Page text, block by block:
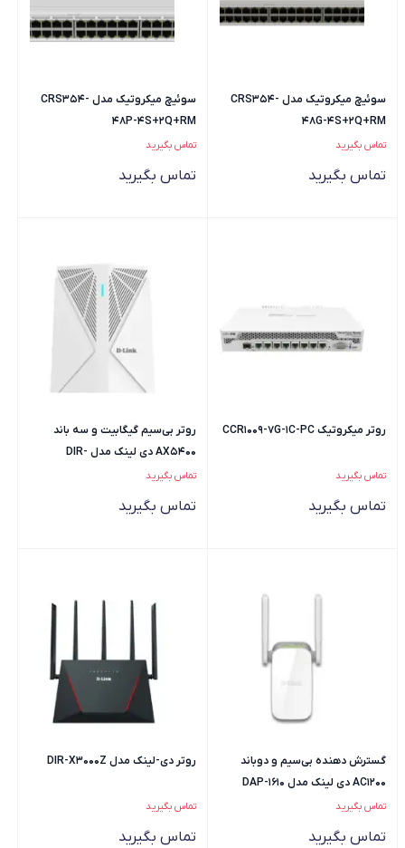
سوئیچ میکروتیک مدل CRS354-
48G-4S+2Q+RM
تماس بگیرید
تماس بگیرید
سوئیچ میکروتیک مدل CRS354-
48P-4S+2Q+RM
تماس بگیرید
تماس بگیرید
روتر میکروتیک CCR1009-7G-1C-PC
تماس بگیرید
تماس بگیرید
روتر بی‌سیم گیگابیت و سه باند
AX5400 دی لینک مدل DIR-
XE5480
تماس بگیرید
تماس بگیرید
گسترش دهنده بی‌سیم و دوباند
AC1200 دی لینک مدل DAP-1610
تماس بگیرید
تماس بگیرید
روتر دی-لینک مدل DIR-X3000Z
تماس بگیرید
تماس بگیرید